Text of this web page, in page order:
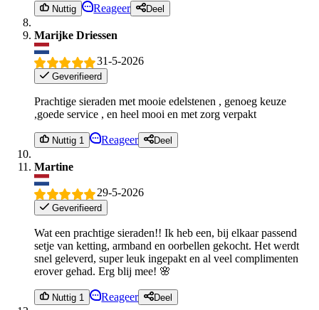
Nuttig Reageer Deel
Marijke Driessen
31-5-2026
Geverifieerd
Prachtige sieraden met mooie edelstenen , genoeg keuze
,goede service , en heel mooi en met zorg verpakt
Nuttig 1 Reageer Deel
Martine
29-5-2026
Geverifieerd
Wat een prachtige sieraden!! Ik heb een, bij elkaar passend
setje van ketting, armband en oorbellen gekocht. Het werdt
snel geleverd, super leuk ingepakt en al veel complimenten
erover gehad. Erg blij mee! 🌸
Nuttig 1 Reageer Deel